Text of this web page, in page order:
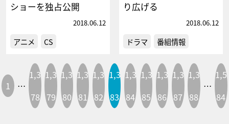
ショーを独占公開
2018.06.12
アニメ CS
り広げる
2018.06.12
ドラマ 番組情報
1 …
1,3
78
1,3
79
1,3
80
1,3
81
1,3
82
1,3
83
1,3
84
1,3
85
1,3
86
1,3
87
1,3
88
…
1,5
84